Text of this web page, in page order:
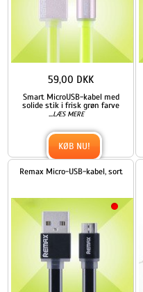
Smart MicroUSB-kabel med
solide stik i frisk grøn farve
...LÆS MERE
59,00 DKK
KØB NU!
Remax Micro-USB-kabel, sort